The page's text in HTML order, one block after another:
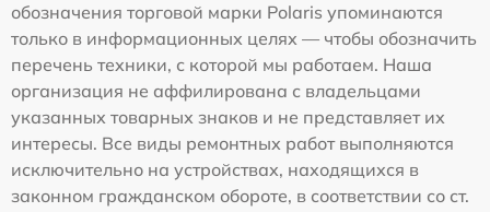
обозначения торговой марки Polaris упоминаются
только в информационных целях — чтобы обозначить
перечень техники, с которой мы работаем. Наша
организация не аффилирована с владельцами
указанных товарных знаков и не представляет их
интересы. Все виды ремонтных работ выполняются
исключительно на устройствах, находящихся в
законном гражданском обороте, в соответствии со ст.